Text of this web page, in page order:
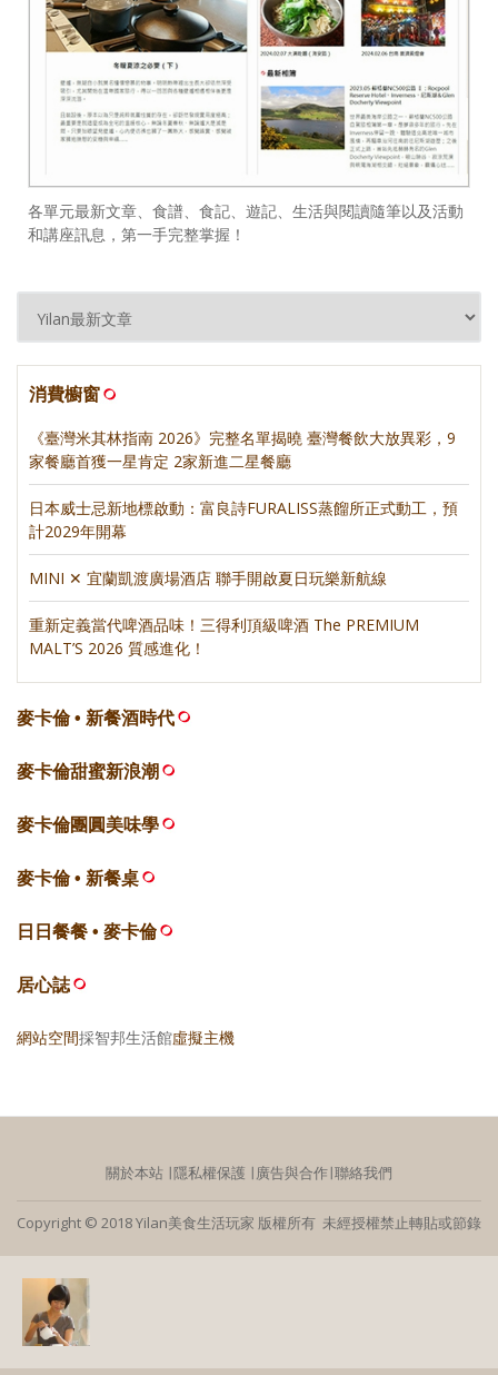
各單元最新文章、食譜、食記、遊記、生活與閱讀隨筆以及活動
和講座訊息，第一手完整掌握！
消費櫥窗
《臺灣米其林指南 2026》完整名單揭曉 臺灣餐飲大放異彩，9
家餐廳首獲一星肯定 2家新進二星餐廳
日本威士忌新地標啟動：富良詩FURALISS蒸餾所正式動工，預
計2029年開幕
MINI ✕ 宜蘭凱渡廣場酒店 聯手開啟夏日玩樂新航線
重新定義當代啤酒品味！三得利頂級啤酒 The PREMIUM
MALT’S 2026 質感進化！
麥卡倫 • 新餐酒時代
麥卡倫甜蜜新浪潮
麥卡倫團圓美味學
麥卡倫 • 新餐桌
日日餐餐 • 麥卡倫
居心誌
網站空間採智邦生活館虛擬主機
關於本站 ∣隱私權保護 ∣ 廣告與合作∣聯絡我們
Copyright © 2018 Yilan美食生活玩家 版權所有 未經授權禁止轉貼或節錄